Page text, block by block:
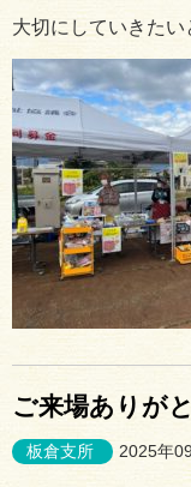
大切にしていきたい
ご来場ありが
板倉支所 2025年